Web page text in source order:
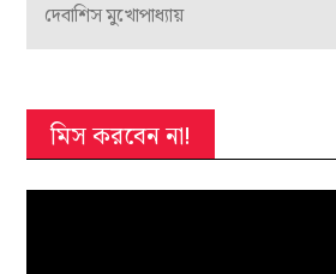
দেবাশিস মুখোপাধ্যায়
মিস করবেন না!